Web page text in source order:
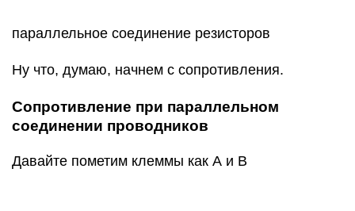
параллельное соединение резисторов
Ну что, думаю, начнем с сопротивления.
Сопротивление при параллельном
соединении проводников
Давайте пометим клеммы как А и В